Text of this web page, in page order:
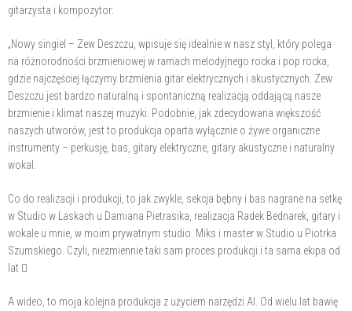
gitarzysta i kompozytor:
„Nowy singiel – Zew Deszczu, wpisuje się idealnie w nasz styl, który polega
na różnorodności brzmieniowej w ramach melodyjnego rocka i pop rocka,
gdzie najczęściej łączymy brzmienia gitar elektrycznych i akustycznych. Zew
Deszczu jest bardzo naturalną i spontaniczną realizacją oddającą nasze
brzmienie i klimat naszej muzyki. Podobnie, jak zdecydowana większość
naszych utworów, jest to produkcja oparta wyłącznie o żywe organiczne
instrumenty – perkusję, bas, gitary elektryczne, gitary akustyczne i naturalny
wokal.
Co do realizacji i produkcji, to jak zwykle, sekcja bębny i bas nagrane na setkę
w Studio w Laskach u Damiana Pietrasika, realizacja Radek Bednarek, gitary i
wokale u mnie, w moim prywatnym studio. Miks i master w Studio u Piotrka
Szumskiego. Czyli, niezmiennie taki sam proces produkcji i ta sama ekipa od
lat 
A wideo, to moja kolejna produkcja z użyciem narzędzi AI. Od wielu lat bawię